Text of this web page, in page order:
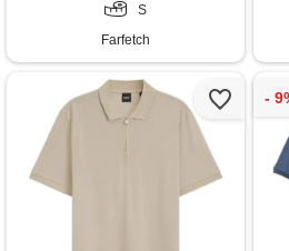
S
Farfetch